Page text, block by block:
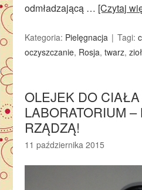
odmładzającą … [Czytaj
Kategoria: Pielęgnacja Tagi:
oczyszczanie, Rosja,twarz,
OLEJEK DO
LABORATORIUM
RZĄDZĄ!
11 października 2015